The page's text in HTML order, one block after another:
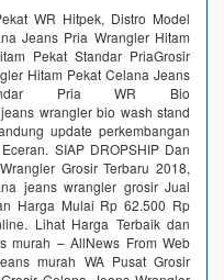
WR Hitpek, Distro Model
Jeans Pria Wrangler Hitam
Pekat Standar PriaGrosir
Hitam Pekat Celana Jeans
Pria WR Bio
wrangler bio wash stand
update perkembangan
SIAP DROPSHIP Dan
Grosir Terbaru 2018,
jeans wrangler grosir Jual
Harga Mulai Rp 62.500 Rp
Lihat Harga Terbaik dan
murah – AllNews From Web
murah WA Pusat Grosir